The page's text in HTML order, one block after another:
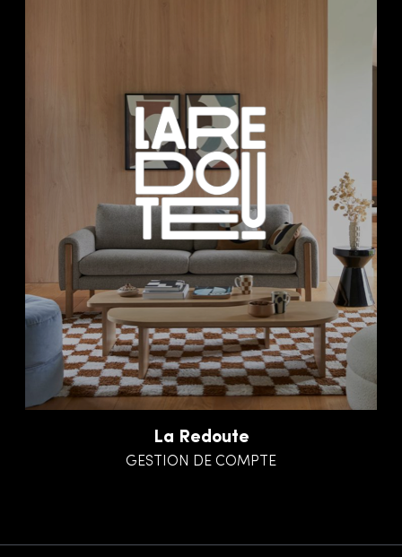
La Redoute
GESTION DE COMPTE